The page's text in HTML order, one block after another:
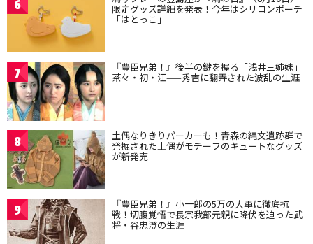
6 限定グッズ詳細を発表！今年はシリコンポーチ
「はとっこ」
7 『豊臣兄弟！』後半の鍵を握る「浅井三姉妹」
茶々・初・江——秀吉に翻弄された波乱の生涯
8 土偶なりきりパーカーも！青森の縄文遺跡群で
発掘された土偶がモチーフのキュートなグッズ
が新発売
9 『豊臣兄弟！』小一郎の5万の大軍に徹底抗
戦！切腹覚悟で長宗我部元親に降伏を迫った武
将・谷忠澄の生涯